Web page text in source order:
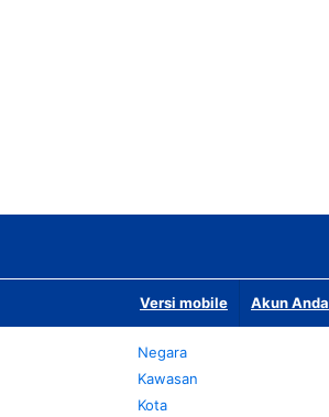
Versi mobile Akun Anda
Negara
Kawasan
Kota